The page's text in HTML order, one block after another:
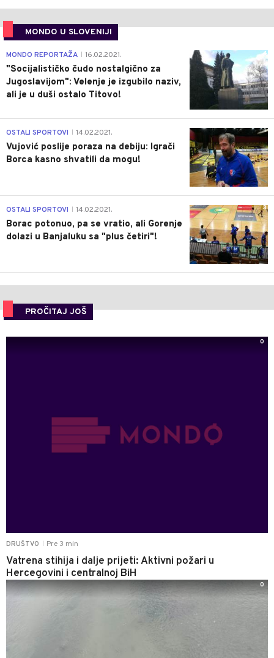
MONDO U SLOVENIJI
4
MONDO REPORTAŽA 16.02.2021.
"Socijalističko čudo nostalgično za
Jugoslavijom": Velenje je izgubilo naziv,
ali je u duši ostalo Titovo!
1
OSTALI SPORTOVI 14.02.2021.
Vujović poslije poraza na debiju: Igrači
Borca kasno shvatili da mogu!
3
OSTALI SPORTOVI 14.02.2021.
Borac potonuo, pa se vratio, ali Gorenje
dolazi u Banjaluku sa "plus četiri"!
PROČITAJ JOŠ
DRUŠTVO Pre 3 min
Vatrena stihija i dalje prijeti: Aktivni požari u
Hercegovini i centralnoj BiH
0
0